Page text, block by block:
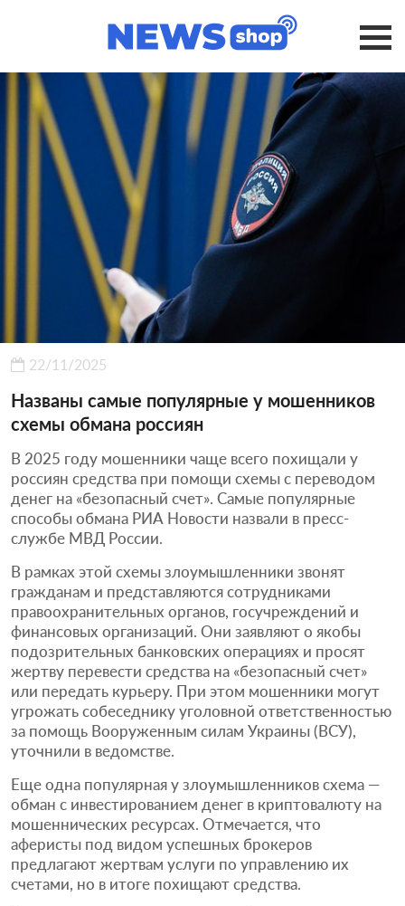
22/11/2025
Названы самые популярные у мошенников
схемы обмана россиян
В 2025 году мошенники чаще всего похищали у
россиян средства при помощи схемы с переводом
денег на «безопасный счет». Самые популярные
способы обмана РИА Новости назвали в пресс-
службе МВД России.
В рамках этой схемы злоумышленники звонят
гражданам и представляются сотрудниками
правоохранительных органов, госучреждений и
финансовых организаций. Они заявляют о якобы
подозрительных банковских операциях и просят
жертву перевести средства на «безопасный счет»
или передать курьеру. При этом мошенники могут
угрожать собеседнику уголовной ответственностью
за помощь Вооруженным силам Украины (ВСУ),
уточнили в ведомстве.
Еще одна популярная у злоумышленников схема —
обман с инвестированием денег в криптовалюту на
мошеннических ресурсах. Отмечается, что
аферисты под видом успешных брокеров
предлагают жертвам услуги по управлению их
счетами, но в итоге похищают средства.